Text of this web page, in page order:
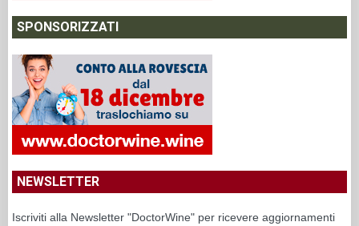
SPONSORIZZATI
NEWSLETTER
Iscriviti alla Newsletter "DoctorWine" per ricevere aggiornamenti